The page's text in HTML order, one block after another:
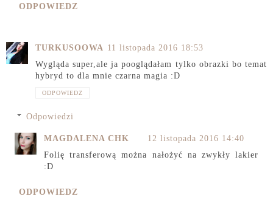
ODPOWIEDZ
TURKUSOOWA 11 listopada 2016 18:53
Wygląda super,ale ja pooglądałam tylko obrazki bo temat
hybryd to dla mnie czarna magia :D
ODPOWIEDZ
Odpowiedzi
MAGDALENA CHK
12 listopada 2016 14:40
Folię transferową można nałożyć na zwykły lakier
:D
ODPOWIEDZ